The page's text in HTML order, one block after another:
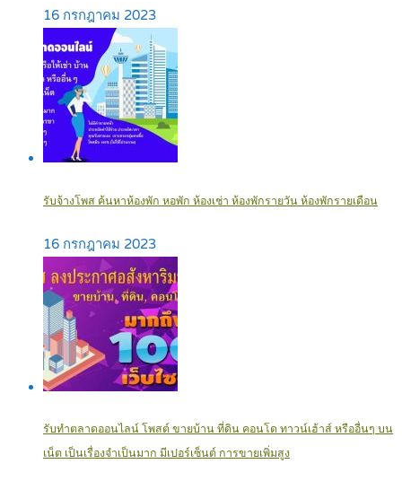
16 กรกฎาคม 2023
รับจ้างโพส ค้นหาห้องพัก หอพัก ห้องเช่า ห้องพักรายวัน ห้องพักรายเดือน
16 กรกฎาคม 2023
รับทำตลาดออนไลน์ โพสต์ ขายบ้าน ที่ดิน คอนโด ทาวน์เฮ้าส์ หรืออื่นๆ บน
เน็ต เป็นเรื่องจำเป็นมาก มีเปอร์เซ็นต์ การขายเพิ่มสูง